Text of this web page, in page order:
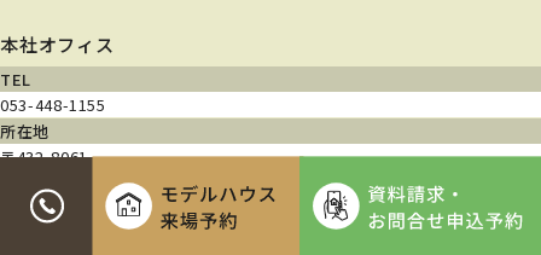
本社オフィス
TEL
053-448-1155
所在地
〒432-8061
静岡県浜松市中央区入野町740-3
営業時間